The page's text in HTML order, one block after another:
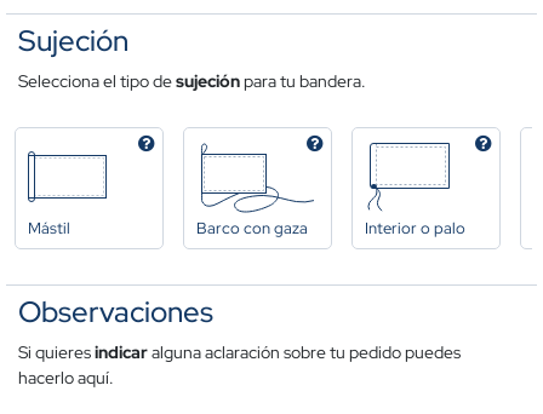
Sujeción
Selecciona el tipo desujeciónpara tu bandera.
Mástil Barco con gaza Interior o palo
Observaciones
Si quieresindicaralguna aclaración sobre tu pedido puedes
hacerlo aquí.